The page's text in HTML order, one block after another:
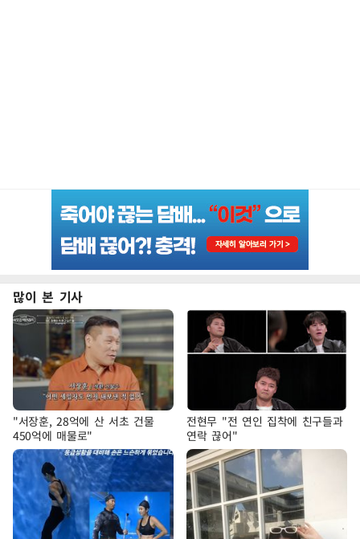
많이 본 기사
"서장훈, 28억에 산 서초 건물
450억에 매물로"
전현무 "전 연인 집착에 친구들과
연락 끊어"